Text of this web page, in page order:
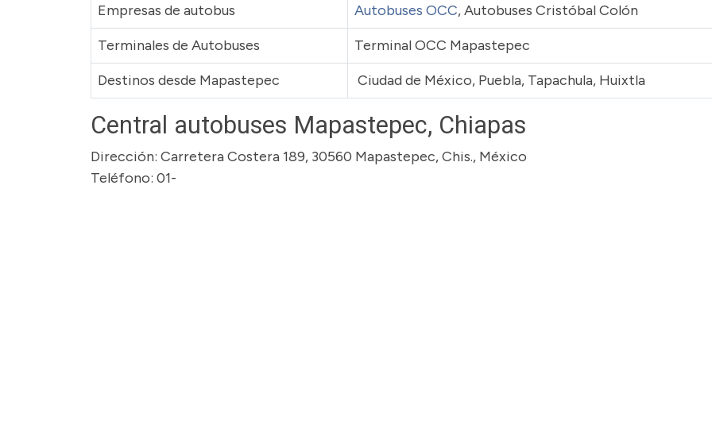
Empresas de autobus Autobuses OCC, Autobuses Cristóbal Colón
Terminales de Autobuses
Terminal OCC Mapastepec
Destinos desde Mapastepec
Ciudad de México, Puebla, Tapachula, Huixtla
Central autobuses Mapastepec, Chiapas
Dirección: Carretera Costera 189, 30560 Mapastepec, Chis., México
Teléfono: 01-